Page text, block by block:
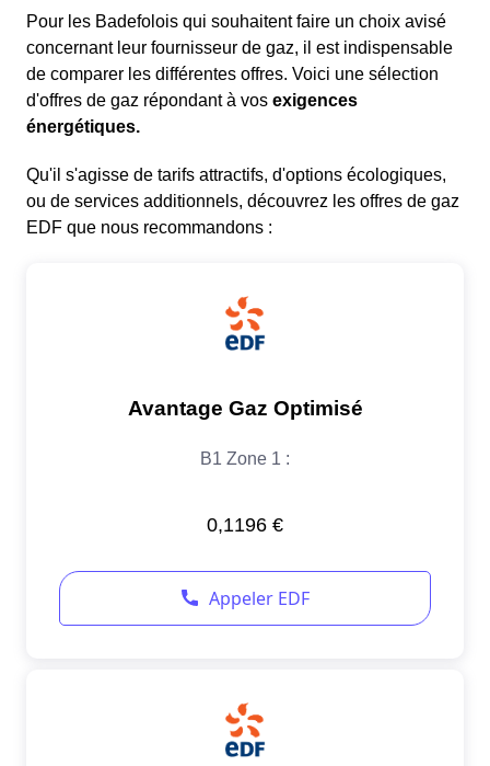
Pour les Badefolois qui souhaitent faire un choix avisé
concernant leur fournisseur de gaz, il est indispensable
de comparer les différentes offres. Voici une sélection
d'offres de gaz répondant à vos exigences
énergétiques.
Qu'il s'agisse de tarifs attractifs, d'options écologiques,
ou de services additionnels, découvrez les offres de gaz
EDF que nous recommandons :